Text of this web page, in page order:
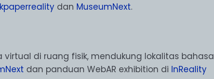
dan MuseumNext.
di ruang fisik, mendukung lokalitas bahasa
dan panduan WebAR exhibition di InReality